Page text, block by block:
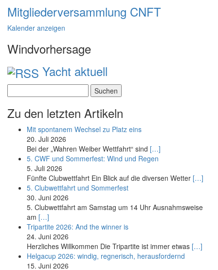
Mitgliederversammlung CNFT
Kalender anzeigen
Windvorhersage
Yacht aktuell
nach:
Zu den letzten Artikeln
Mit spontanem Wechsel zu Platz eins
20. Juli 2026
Bei der „Wahren Weiber Wettfahrt“ sind […]
5. CWF und Sommerfest: Wind und Regen
5. Juli 2026
Fünfte Clubwettfahrt Ein Blick auf die diversen Wetter […]
5. Clubwettfahrt und Sommerfest
30. Juni 2026
5. Clubwettfahrt am Samstag um 14 Uhr Ausnahmsweise
am […]
Tripartite 2026: And the winner is
24. Juni 2026
Herzliches Willkommen Die Tripartite ist immer etwas […]
Helgacup 2026: windig, regnerisch, herausfordernd
15. Juni 2026